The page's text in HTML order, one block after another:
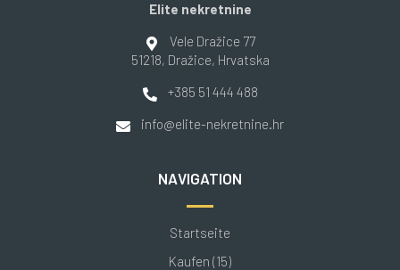
Elite nekretnine
Vele Dražice 77
51218, Dražice, Hrvatska
+385 51 444 488
info@elite-nekretnine.hr
NAVIGATION
Startseite
Kaufen (15)